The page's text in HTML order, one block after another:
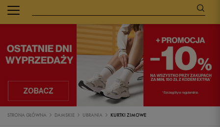
STRONA GŁÓWNA DAMSKIE UBRANIA KURTKI ZIMOWE